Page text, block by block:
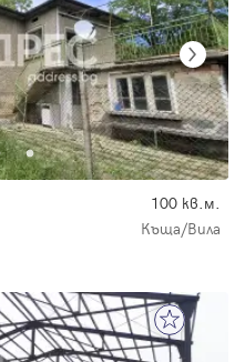
100 кв.м.
Къща/Вила